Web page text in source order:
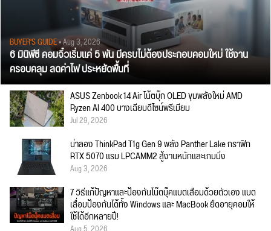
BUYER'S GUIDE• Aug 3, 2026
6 มินิพีซี คอมจิ๋วเริ่มแค่ 5 พัน มีครบไม่ต้องประกอบคอมใหม่ ใช้งาน
ครอบคลุม ลดค่าไฟ ประหยัดพื้นที่
ASUS Zenbook 14 Air โน้ตบุ๊ก OLED ขุมพลังใหม่ AMD
Ryzen AI 400 บางเฉียบดีไซน์พรีเมียม
Jul 29, 2026
น่าลอง ThinkPad T1g Gen 9 พลัง Panther Lake กราฟิก
RTX 5070 แรม LPCAMM2 สู้งานหนักและเกมมิ่ง
Aug 3, 2026
7 วิธีแก้ปัญหาและป้องกันโน๊ตบุ๊คแบตเสื่อมด้วยตัวเอง แบต
เสื่อมป้องกันได้ทั้ง Windows และ MacBook ยืดอายุคอมให้
ใช้ได้อีกหลายปี!